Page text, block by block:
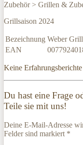
Zubehör > Grillen &
Grillsaison 2024
Bezeichnung Weber
EAN
Keine
Du hast eine Frage
Teile sie mit uns!
Deine E-Mail-Adresse
Felder sind markiert *